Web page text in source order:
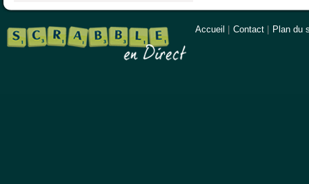
Accueil Contact Plan du